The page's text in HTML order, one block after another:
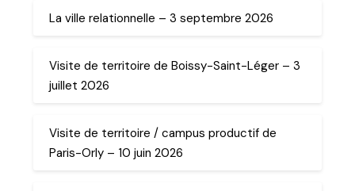
La ville relationnelle – 3 septembre 2026
Visite de territoire de Boissy-Saint-Léger – 3
juillet 2026
Visite de territoire / campus productif de
Paris-Orly – 10 juin 2026